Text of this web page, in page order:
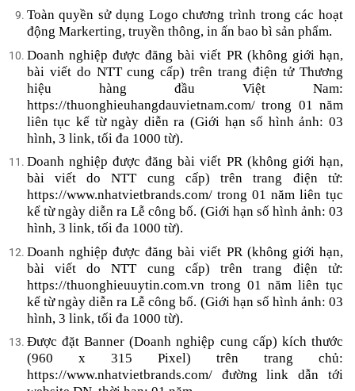
Toàn quyền sử dụng Logo chương trình trong các hoạt
động Markerting, truyền thông, in ấn bao bì sản phẩm.
Doanh nghiệp được đăng bài viết PR (không giới hạn,
bài viết do NTT cung cấp) trên trang điện tử Thương
hiệu hàng đầu Việt Nam:
https://thuonghieuhangdauvietnam.com/ trong 01 năm
liên tục kể từ ngày diễn ra (Giới hạn số hình ảnh: 03
hình, 3 link, tối đa 1000 từ).
Doanh nghiệp được đăng bài viết PR (không giới hạn,
bài viết do NTT cung cấp) trên trang điện tử:
https://www.nhatvietbrands.com/ trong 01 năm liên tục
kể từ ngày diễn ra Lễ công bố. (Giới hạn số hình ảnh: 03
hình, 3 link, tối đa 1000 từ).
Doanh nghiệp được đăng bài viết PR (không giới hạn,
bài viết do NTT cung cấp) trên trang điện tử:
https://thuonghieuuytin.com.vn trong 01 năm liên tục
kể từ ngày diễn ra Lễ công bố. (Giới hạn số hình ảnh: 03
hình, 3 link, tối đa 1000 từ).
Được đặt Banner (Doanh nghiệp cung cấp) kích thước
(960 x 315 Pixel) trên trang chủ:
https://www.nhatvietbrands.com/ đường link dẫn tới